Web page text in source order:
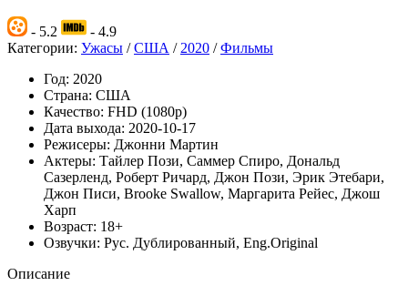
- 5.2
- 4.9
Категории: Ужасы /США / 2020 /Фильмы
Год: 2020
Страна: США
Качество: FHD (1080p)
Дата выхода: 2020-10-17
Режисеры: Джонни Мартин
Актеры: Тайлер Пози, Саммер Спиро, Дональд
Сазерленд, Роберт Ричард, Джон Пози, Эрик Этебари,
Джон Писи, Brooke Swallow, Маргарита Рейес, Джош
Харп
Возраст: 18+
Озвучки: Рус. Дублированный, Eng.Original
Описание